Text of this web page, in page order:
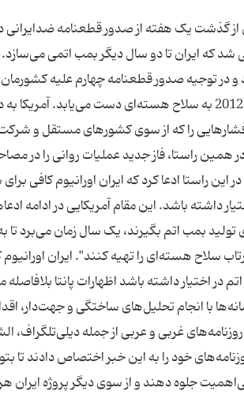
گذشت یک هفته از صدور قطعنامه
که ایران تا دو سال دیگر بمب اتمی
و در توجیه صدور قطعنامه چهارم علیه
جدیدی اعلام کرد که ایران تا سال 2012 به سلاح هسته‌ای
را که از سوی کشورهای مستقل و
راستا، فاز جدید عملیات روانی را در
این راستا ادعا کرد که ایران اورانیوم کافی
داشته باشد. این مقام آمریکایی در ادامه
تولید بمب اتم بگیرند، یک سال زمان می‌برد
سلاح هسته‌ای را تهیه کنند". ایران
اختیار داشته باشد اظهارات پانتا بلافاصله
با انجام تحلیل‌های ساختگی و جهت‌دار،
غربی و عربی از جمله
خود را به این خبر اختصاص دادند تا
جلوه دهند و از سوی دیگر پروژه